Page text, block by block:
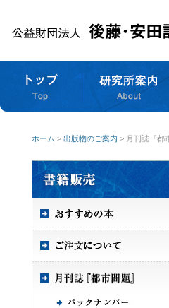
ホーム > 出版物のご案内 > 月刊誌『都